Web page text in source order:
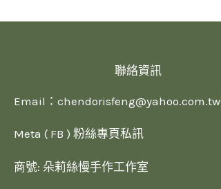
聯絡資訊
Email： chendorisfeng@yahoo.com.tw
Meta ( FB ) 粉絲專頁私訊
商號: 朵莉絲慢手作工作室